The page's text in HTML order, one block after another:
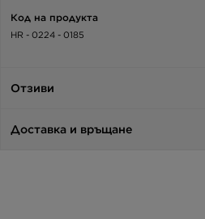
Код на продукта
HR - 0224 - 0185
Отзиви
Доставка и връщане